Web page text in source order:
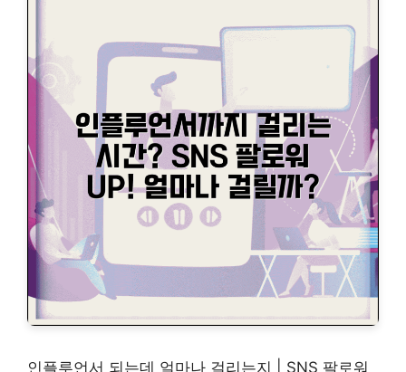
인플루언서 되는데 얼마나 걸리는지 | SNS 팔로워